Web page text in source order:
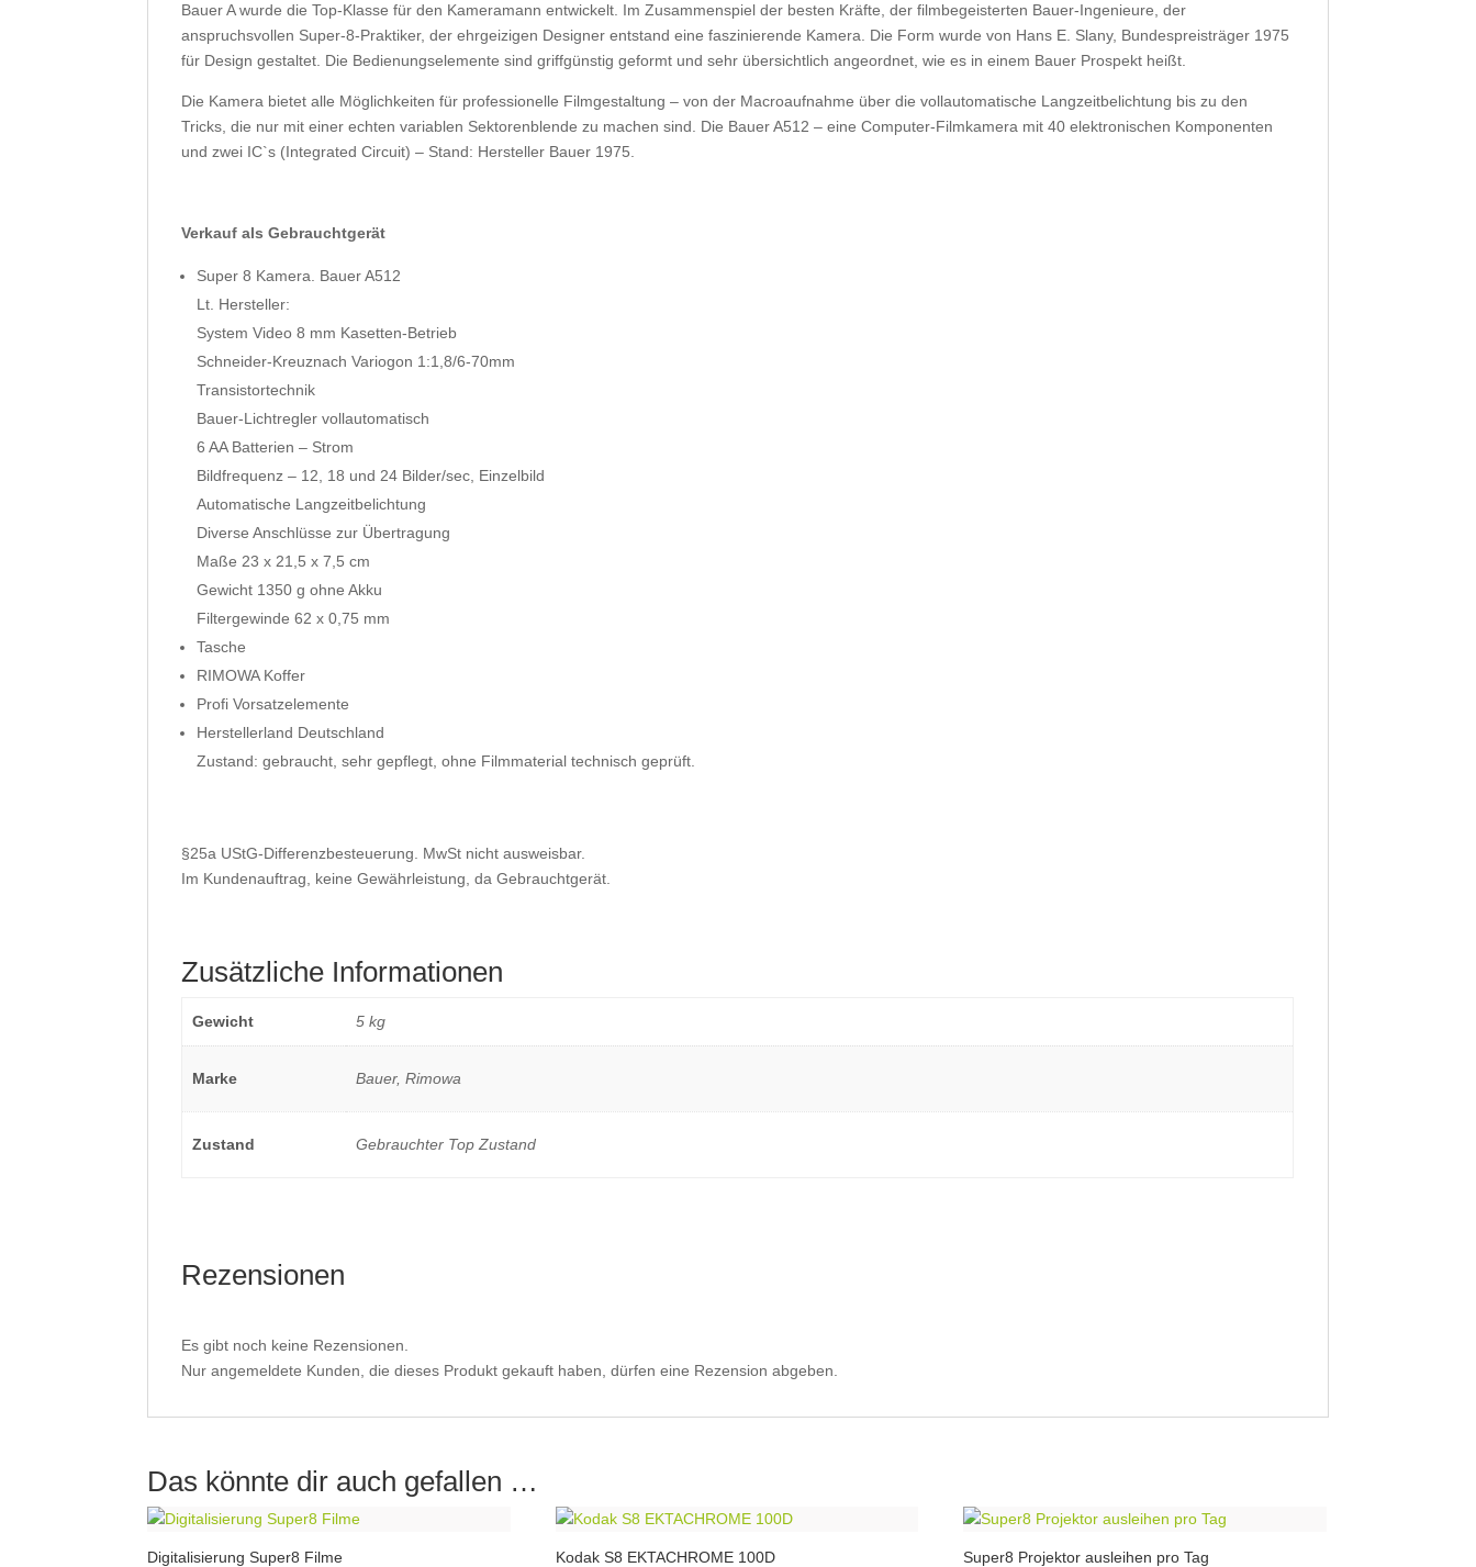
Bauer A wurde die Top-Klasse für den Kameramann entwickelt. Im Zusammenspiel der besten Kräfte, der filmbegeisterten Bauer-Ingenieure, der
anspruchsvollen Super-8-Praktiker, der ehrgeizigen Designer entstand eine faszinierende Kamera. Die Form wurde von Hans E. Slany, Bundespreisträger 1975
für Design gestaltet. Die Bedienungselemente sind griffgünstig geformt und sehr übersichtlich angeordnet, wie es in einem Bauer Prospekt heißt.
Die Kamera bietet alle Möglichkeiten für professionelle Filmgestaltung – von der Macroaufnahme über die vollautomatische Langzeitbelichtung bis zu den
Tricks, die nur mit einer echten variablen Sektorenblende zu machen sind. Die Bauer A512 – eine Computer-Filmkamera mit 40 elektronischen Komponenten
und zwei IC`s (Integrated Circuit) – Stand: Hersteller Bauer 1975.
Verkauf als Gebrauchtgerät
Super 8 Kamera. Bauer A512
Lt. Hersteller:
System Video 8 mm Kasetten-Betrieb
Schneider-Kreuznach Variogon 1:1,8/6-70mm
Transistortechnik
Bauer-Lichtregler vollautomatisch
6 AA Batterien – Strom
Bildfrequenz – 12, 18 und 24 Bilder/sec, Einzelbild
Automatische Langzeitbelichtung
Diverse Anschlüsse zur Übertragung
Maße 23 x 21,5 x 7,5 cm
Gewicht 1350 g ohne Akku
Filtergewinde 62 x 0,75 mm
Tasche
RIMOWA Koffer
Profi Vorsatzelemente
Herstellerland Deutschland
Zustand: gebraucht, sehr gepflegt, ohne Filmmaterial technisch geprüft.
§25a UStG-Differenzbesteuerung. MwSt nicht ausweisbar.
Im Kundenauftrag, keine Gewährleistung, da Gebrauchtgerät.
Zusätzliche Informationen
Gewicht 5 kg
Marke Bauer, Rimowa
Zustand Gebrauchter Top Zustand
Rezensionen
Es gibt noch keine Rezensionen.
Nur angemeldete Kunden, die dieses Produkt gekauft haben, dürfen eine Rezension abgeben.
Das könnte dir auch gefallen …
Digitalisierung Super8 Filme
Kodak S8 EKTACHROME 100D
Super8 Projektor ausleihen pro Tag